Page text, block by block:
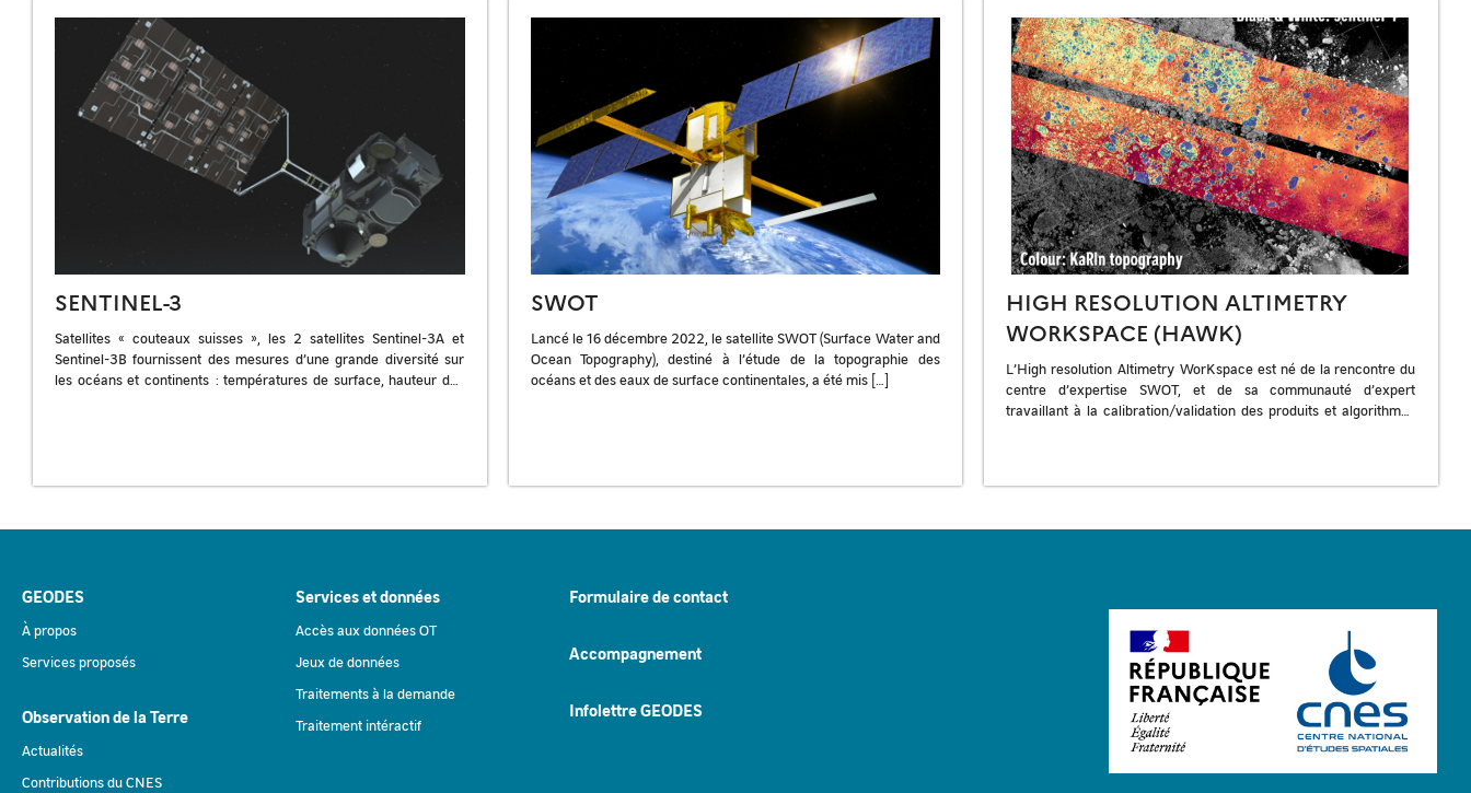
SENTINEL-3
Satellites « couteaux suisses », les 2 satellites Sentinel-3A et
Sentinel-3B fournissent des mesures d’une grande diversité sur
les océans et continents : températures de surface, hauteur des
SWOT
Lancé le 16 décembre 2022, le satellite SWOT (Surface Water and
Ocean Topography), destiné à l’étude de la topographie des
océans et des eaux de surface continentales, a été mis […]
HIGH RESOLUTION ALTIMETRY
WORKSPACE (HAWK)
L’High resolution Altimetry WorKspace est né de la rencontre du
centre d’expertise SWOT, et de sa communauté d’expert
travaillant à la calibration/validation des produits et algorithmes
GEODES
À propos
Services proposés
Observation de la Terre
Actualités
Contributions du CNES
Services et données
Accès aux données OT
Jeux de données
Traitements à la demande
Traitement intéractif
Formulaire de contact
Accompagnement
Infolettre GEODES